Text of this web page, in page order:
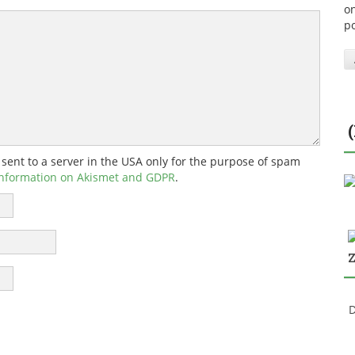
to a server in the USA only for the purpose of spam
on Akismet and GDPR.